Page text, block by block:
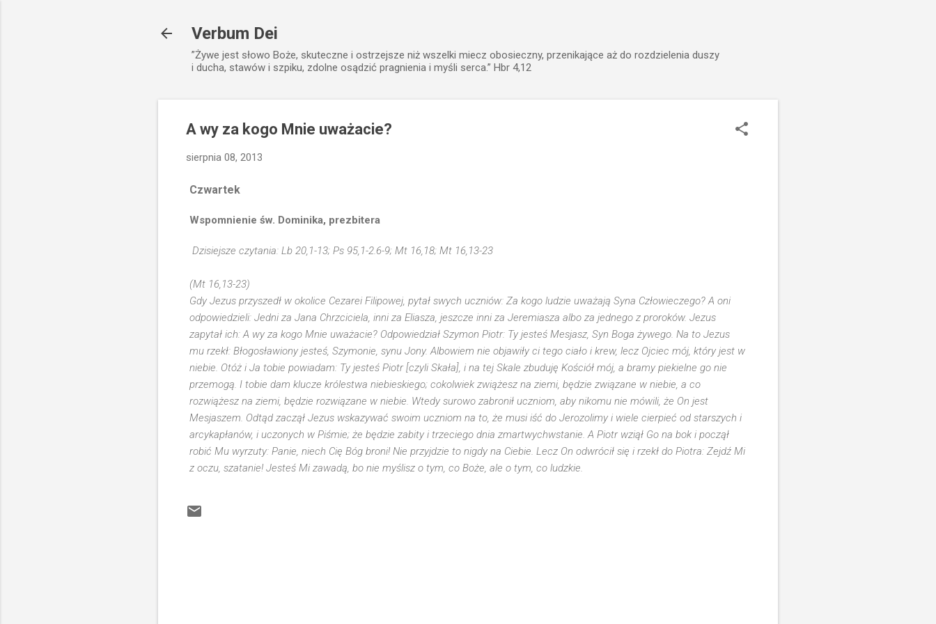
Verbum Dei
”Żywe jest słowo Boże, skuteczne i ostrzejsze niż wszelki miecz obosieczny, przenikające aż do rozdzielenia duszy
i ducha, stawów i szpiku, zdolne osądzić pragnienia i myśli serca.” Hbr 4,12
A wy za kogo Mnie uważacie?
sierpnia 08, 2013
Czwartek
Wspomnienie św. Dominika, prezbitera
Dzisiejsze czytania: Lb 20,1-13; Ps 95,1-2.6-9; Mt 16,18; Mt 16,13-23
(Mt 16,13-23)
Gdy Jezus przyszedł w okolice Cezarei Filipowej, pytał swych uczniów: Za kogo ludzie uważają Syna Człowieczego? A oni
odpowiedzieli: Jedni za Jana Chrzciciela, inni za Eliasza, jeszcze inni za Jeremiasza albo za jednego z proroków. Jezus
zapytał ich: A wy za kogo Mnie uważacie? Odpowiedział Szymon Piotr: Ty jesteś Mesjasz, Syn Boga żywego. Na to Jezus
mu rzekł: Błogosławiony jesteś, Szymonie, synu Jony. Albowiem nie objawiły ci tego ciało i krew, lecz Ojciec mój, który jest w
niebie. Otóż i Ja tobie powiadam: Ty jesteś Piotr [czyli Skała], i na tej Skale zbuduję Kościół mój, a bramy piekielne go nie
przemogą. I tobie dam klucze królestwa niebieskiego; cokolwiek zwiążesz na ziemi, będzie związane w niebie, a co
rozwiążesz na ziemi, będzie rozwiązane w niebie. Wtedy surowo zabronił uczniom, aby nikomu nie mówili, że On jest
Mesjaszem. Odtąd zaczął Jezus wskazywać swoim uczniom na to, że musi iść do Jerozolimy i wiele cierpieć od starszych i
arcykapłanów, i uczonych w Piśmie; że będzie zabity i trzeciego dnia zmartwychwstanie. A Piotr wziął Go na bok i począł
robić Mu wyrzuty: Panie, niech Cię Bóg broni! Nie przyjdzie to nigdy na Ciebie. Lecz On odwrócił się i rzekł do Piotra: Zejdź Mi
z oczu, szatanie! Jesteś Mi zawadą, bo nie myślisz o tym, co Boże, ale o tym, co ludzkie.